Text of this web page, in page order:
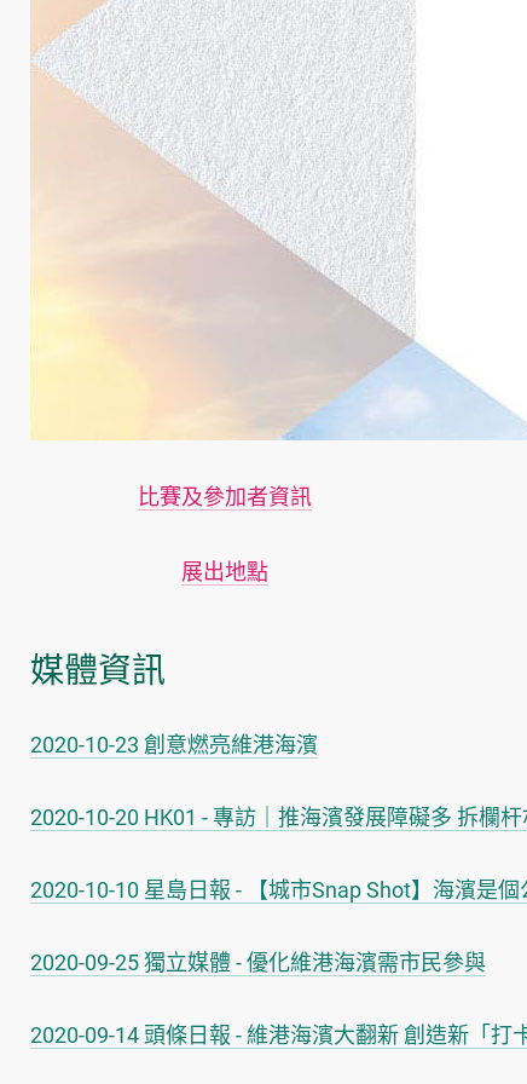
比賽及參加者資訊
展出地點
媒體資訊
2020-10-23 創意燃亮維港海濱
2020-10-20 HK01 - 專訪｜推海濱發展障礙多 拆欄
2020-10-10 星島日報 - 【城市Snap Shot】海濱是
2020-09-25 獨立媒體 - 優化維港海濱需市民參與
2020-09-14 頭條日報 - 維港海濱大翻新 創造新「打